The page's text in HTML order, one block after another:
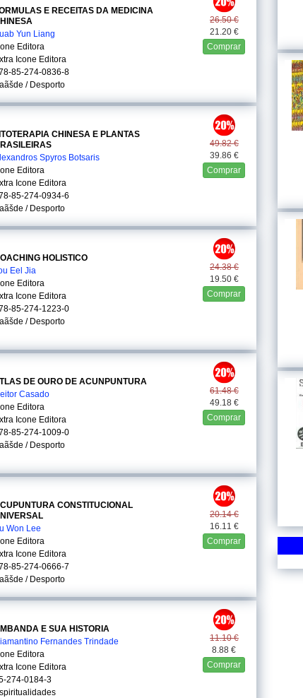
26.50 €
21.20 €
Comprar
E RECEITAS DA MEDICINA
Yun Liang
Editora
Icone Editora
85-274-0836-8
/ Desporto
49.82 €
39.86 €
Comprar
CHINESA E PLANTAS
Spyros Botsaris
Editora
Icone Editora
85-274-0934-6
/ Desporto
24.38 €
19.50 €
Comprar
HOLISTICO
Eel Jia
Editora
Icone Editora
85-274-1223-0
/ Desporto
61.48 €
49.18 €
Comprar
DE OURO DE ACUNPUNTURA
Casado
Editora
Icone Editora
85-274-1009-0
/ Desporto
20.14 €
16.11 €
Comprar
CONSTITUCIONAL
Won Lee
Editora
Icone Editora
85-274-0666-7
/ Desporto
11.10 €
8.88 €
Comprar
E SUA HISTORIA
Fernandes Trindade
Editora
Icone Editora
274-0184-3